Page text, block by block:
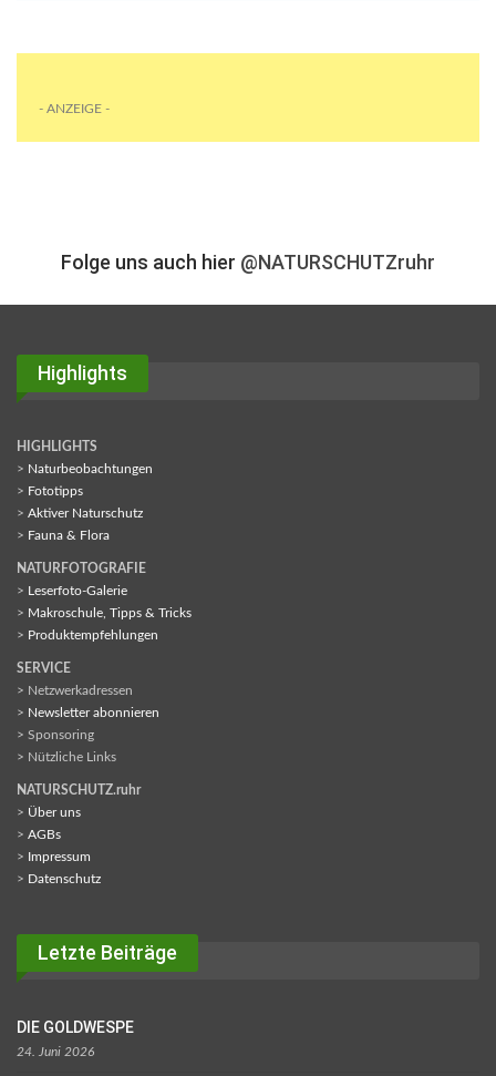
- ANZEIGE -
Folge uns auch hier @NATURSCHUTZruhr
Highlights
HIGHLIGHTS
> Naturbeobachtungen
> Fototipps
> Aktiver Naturschutz
> Fauna & Flora
NATURFOTOGRAFIE
> Leserfoto-Galerie
> Makroschule, Tipps & Tricks
> Produktempfehlungen
SERVICE
> Netzwerkadressen
> Newsletter abonnieren
> Sponsoring
> Nützliche Links
NATURSCHUTZ.ruhr
> Über uns
> AGBs
> Impressum
> Datenschutz
Letzte Beiträge
DIE GOLDWESPE
24. Juni 2026